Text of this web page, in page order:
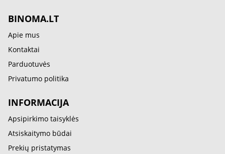
BINOMA.LT
Apie mus
Kontaktai
Parduotuvės
Privatumo politika
INFORMACIJA
Apsipirkimo taisyklės
Atsiskaitymo būdai
Prekių pristatymas